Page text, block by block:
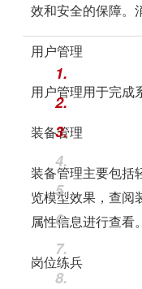
效和安全的保障。
用户管理
用户管理用于完成
装备管理
装备管理主要包括
览模型效果，查阅
属性信息进行查看。
岗位练兵
1.
2.
3.
4.
5.
6.
7.
8.